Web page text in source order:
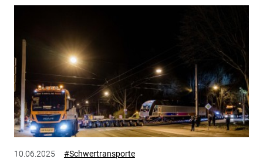
10.06.2025 #Schwertransporte